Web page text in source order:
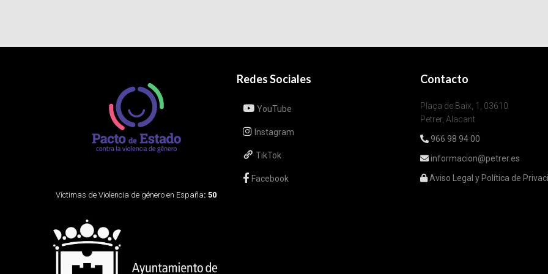
Víctimas de Violencia de género en España: 50
Redes Sociales
YouTube
Instagram
TikTok
Facebook
Contacto
Plaça de Baix, 1, 03610
Petrer, Alacant
966 98 94 00
informacion@petrer.es
Aviso Legal y Política de